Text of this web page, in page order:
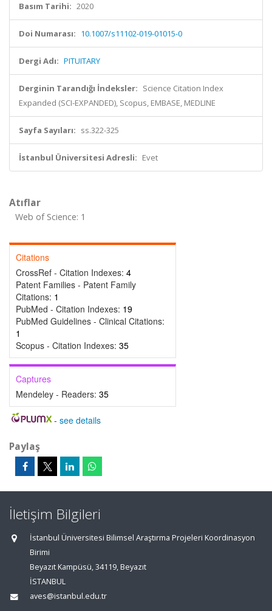
Basım Tarihi: 2020
Doi Numarası: 10.1007/s11102-019-01015-0
Dergi Adı: PITUITARY
Derginin Tarandığı İndeksler: Science Citation Index
Expanded (SCI-EXPANDED), Scopus, EMBASE, MEDLINE
Sayfa Sayıları: ss.322-325
İstanbul Üniversitesi Adresli: Evet
Atıflar
Web of Science: 1
Citations
CrossRef - Citation Indexes: 4
Patent Families - Patent Family
Citations: 1
PubMed - Citation Indexes: 19
PubMed Guidelines - Clinical Citations:
1
Scopus - Citation Indexes: 35
Captures
Mendeley - Readers: 35
- see details
Paylaş
İletişim Bilgileri
İstanbul Üniversitesi Bilimsel Araştırma Projeleri Koordinasyon
Birimi
Beyazıt Kampüsü, 34119, Beyazıt
İSTANBUL
aves@istanbul.edu.tr